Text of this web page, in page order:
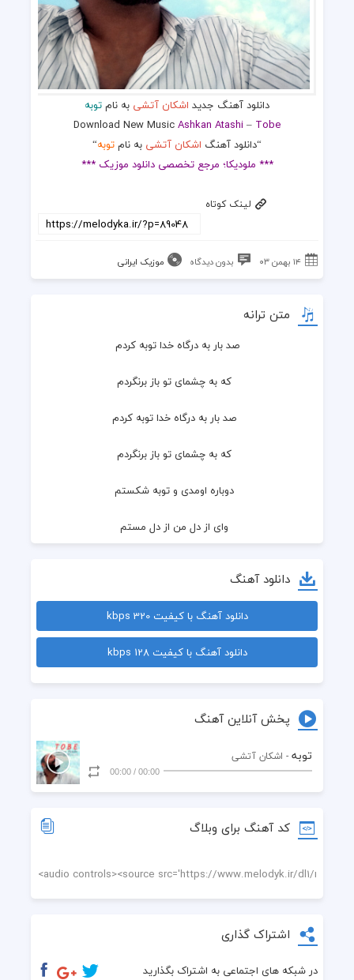
دانلود آهنگ جدید اشکان آتشی به نامتوبه
Download New MusicAshkan Atashi– Tobe
“دانلود آهنگ اشکان آتشی به نامتوبه“
*** ملودیکا؛ مرجع تخصصی دانلود موزیک ***
لینک کوتاه
۱۴ بهمن ۰۳ بدون دیدگاه موزیک ایرانی
متن ترانه
صد بار به درگاه خدا توبه کردم
  که به چشمای تو باز برنگردم
  صد بار به درگاه خدا توبه کردم
  که به چشمای تو باز برنگردم
  دوباره اومدی و توبه شکستم
  وای از دل من از دل مستم
  وای از دل من از دل مستم
  آخه گول چشای تو رو خوردم
  گول اون ابروی شهلای تو خوردم
  آخه گول چشای تو رو خوردم
  وای از دل من حیثیتم رفت
  از تو میخونم من باز دوباره
  همه میگن نکن فایده نداره
دانلود آهنگ
دانلود آهنگ با کیفیت 320 kbps
دانلود آهنگ با کیفیت 128 kbps
پخش آنلاین آهنگ
توبه - اشکان آتشی
00:00
/
00:00
کد آهنگ برای وبلاگ
اشتراک گذاری
در شبکه های اجتماعی به اشتراک بگذارید